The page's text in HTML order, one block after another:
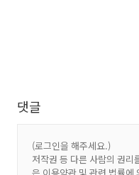
댓글